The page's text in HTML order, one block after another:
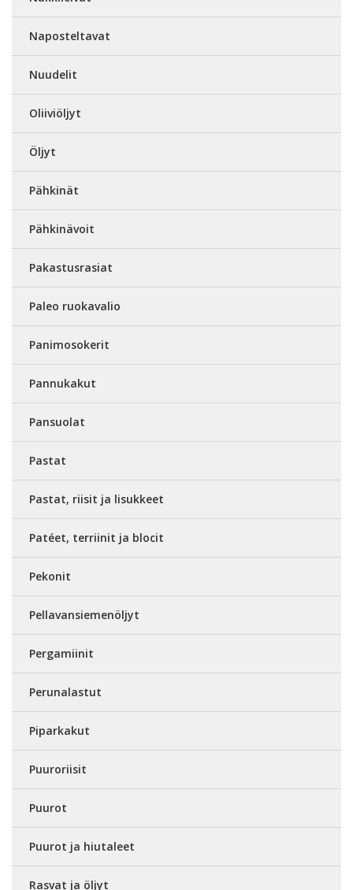
Naposteltavat
Nuudelit
Oliiviöljyt
Öljyt
Pähkinät
Pähkinävoit
Pakastusrasiat
Paleo ruokavalio
Panimosokerit
Pannukakut
Pansuolat
Pastat
Pastat, riisit ja lisukkeet
Patéet, terriinit ja blocit
Pekonit
Pellavansiemenöljyt
Pergamiinit
Perunalastut
Piparkakut
Puuroriisit
Puurot
Puurot ja hiutaleet
Rasvat ja öljyt